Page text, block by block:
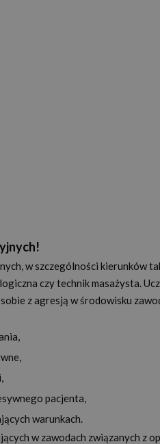
w szczególności kierunków
czy technik masażysta.
z agresją w środowisku
pacjenta,
warunkach.
w zawodach związanych z